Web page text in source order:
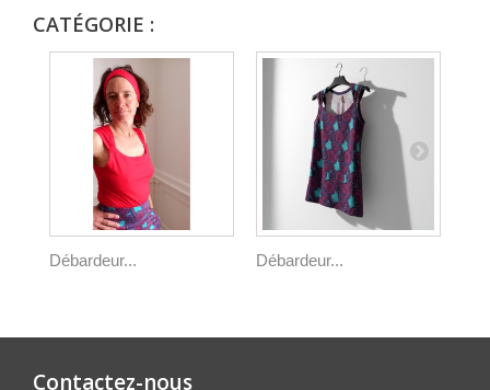
CATÉGORIE :
Débardeur... Débardeur...
Contactez-nous